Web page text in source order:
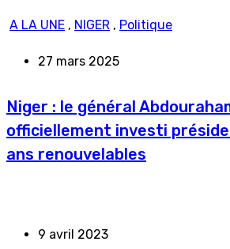
A LA UNE , NIGER , Politique
27 mars 2025
Niger : le général
officiellement investi
ans renouvelables
9 avril 2023